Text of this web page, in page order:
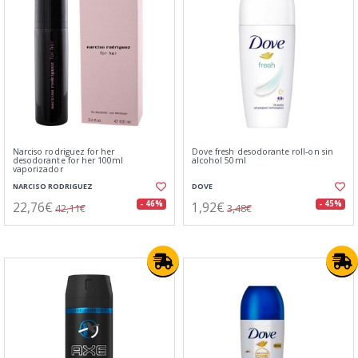
Narciso rodriguez for her
desodorante for her 100ml
vaporizador
NARCISO RODRIGUEZ
22,76€ 42,11€ - 46%
Dove fresh desodorante roll-on sin
alcohol 50ml
DOVE
1,92€ 3,48€ - 45%